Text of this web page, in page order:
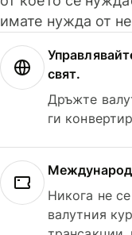
имате нужда от
свят.
Дръжте
ги
Никога не
валутния